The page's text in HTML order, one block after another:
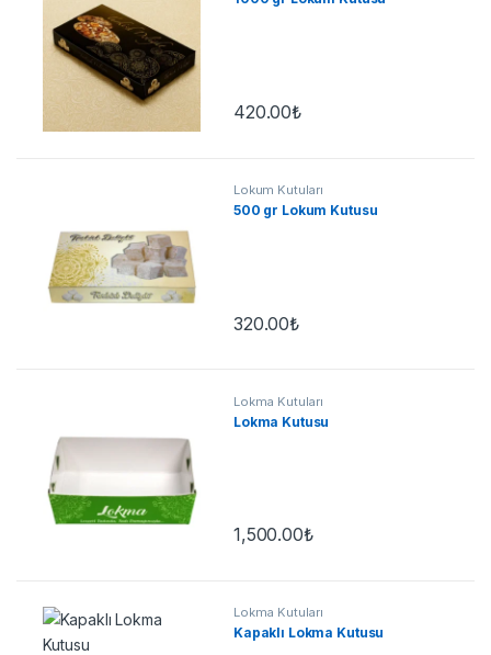
420.00₺
Lokum Kutuları
500 gr Lokum Kutusu
320.00₺
Lokma Kutuları
Lokma Kutusu
1,500.00₺
Lokma Kutuları
Kapaklı Lokma Kutusu